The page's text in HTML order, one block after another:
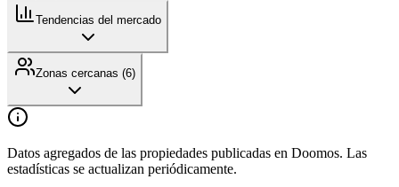
Tendencias del mercado
Zonas cercanas (6)
Datos agregados de las propiedades publicadas en Doomos. Las
estadísticas se actualizan periódicamente.